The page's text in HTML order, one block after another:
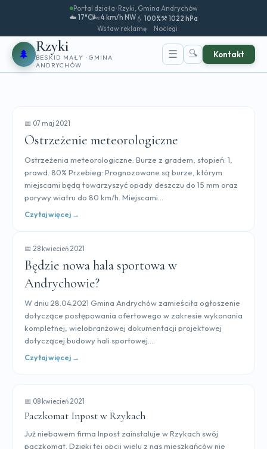
Portal działa · Rzyki, Gmina Andrychów
☁️ 17°C🌬️ 4 km/h NW💧 100%⚒️ 1022 hPa
Wstaw reklamę
Noclegi
🌲 Rzyki
BESKID MAŁY · GMINA
ANDRYCHÓW
☰ 🔍 Kontakt
📅 07 maj 2021
Ostrzeżenie meteorologiczne
Ostrzeżenia meteorologiczne: Burze z gradem, stopień: 1,
prawd. 80% Przebieg: Prognozowane są burze, którym
miejscami będą towarzyszyć opady deszczu do 15 mm oraz
porywy wiatru do 80 km/h. Miejscami...
Czytaj więcej →
📅 28 kwiecień 2021
Będzie nowa hala sportowa w
Andrychowie?
W dniu 28.04.2021 Gmina Andrychów zamieściła ogłoszenie
dotyczące postępowania ofertowego w zakresie wykonania
kompletnej, wielobranżowej dokumentacji projektowej
dotyczącej budowy hali sportowej....
Czytaj więcej →
📅 08 kwiecień 2021
Paczkomat Inpost w Rzykach
Już niebawem firma Inpost zainstaluje w Rzykach swój
paczkomat. Dzięki tej opcji wielu z nas mieszkańców nie